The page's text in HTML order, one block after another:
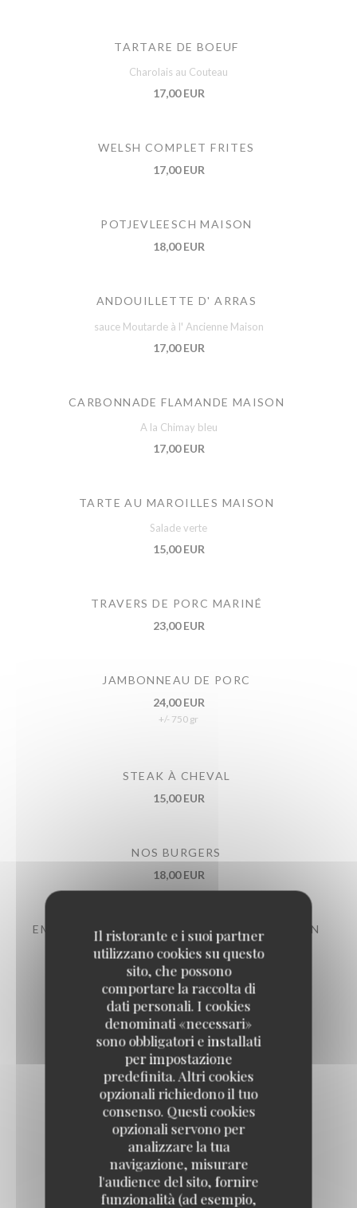
Il ristorante e i suoi partner
utilizzano cookies su questo
sito, che possono
comportare la raccolta di
dati personali. I cookies
denominati «necessari»
sono obbligatori e installati
per impostazione
predefinita. Altri cookies
opzionali richiedono il tuo
consenso. Questi cookies
opzionali servono per
analizzare la tua
navigazione, misurare
l'audience del sito, fornire
funzionalità (ad esempio,
TARTARE DE BOEUF
Charolais au Couteau
17,00 EUR
WELSH COMPLET FRITES
17,00 EUR
POTJEVLEESCH MAISON
18,00 EUR
ANDOUILLETTE D' ARRAS
sauce Moutarde à l' Ancienne Maison
17,00 EUR
CARBONNADE FLAMANDE MAISON
A la Chimay bleu
17,00 EUR
TARTE AU MAROILLES MAISON
Salade verte
15,00 EUR
TRAVERS DE PORC MARINÉ
23,00 EUR
JAMBONNEAU DE PORC
24,00 EUR
+/- 750 gr
STEAK À CHEVAL
15,00 EUR
NOS BURGERS
18,00 EUR
EMINCÉ DE VOLAILLE AU MAROILLES MAISON
17,00 EUR
TARTARE ITALIEN
17,50 EUR
Nos grillades
CÔTE À L'OS